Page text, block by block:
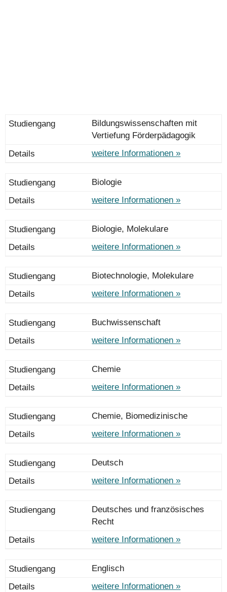
Bildungswissenschaften mit
Vertiefung Förderpädagogik
weitere Informationen »
Biologie
weitere Informationen »
Biologie, Molekulare
weitere Informationen »
Biotechnologie, Molekulare
weitere Informationen »
Buchwissenschaft
weitere Informationen »
Chemie
weitere Informationen »
Chemie, Biomedizinische
weitere Informationen »
Deutsch
weitere Informationen »
Deutsches und französisches
Recht
weitere Informationen »
Englisch
weitere Informationen »